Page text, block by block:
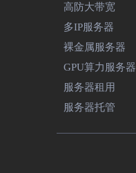
高防大带宽
多IP服务器
裸金属服务器
GPU算力服务器
服务器租用
服务器托管